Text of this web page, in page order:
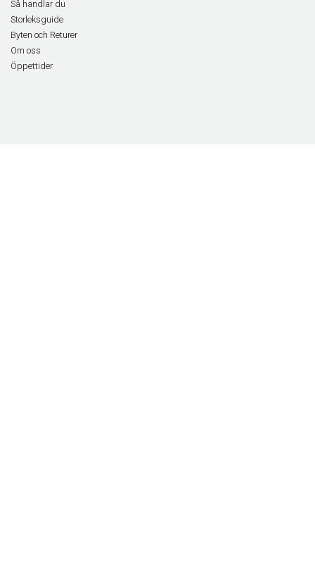
Så handlar du
Storleksguide
Byten och Returer
Om oss
Öppettider